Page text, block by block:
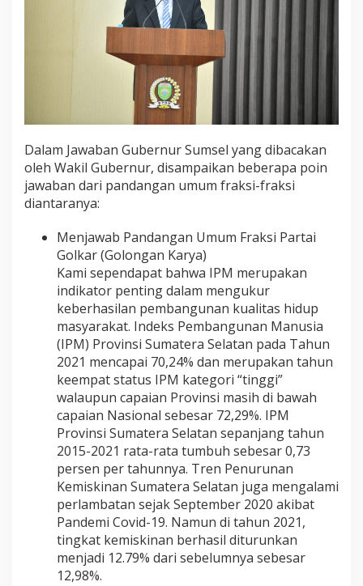
Dalam Jawaban Gubernur Sumsel yang dibacakan
oleh Wakil Gubernur, disampaikan beberapa poin
jawaban dari pandangan umum fraksi-fraksi
diantaranya:
Menjawab Pandangan Umum Fraksi Partai
Golkar (Golongan Karya)
Kami sependapat bahwa IPM merupakan
indikator penting dalam mengukur
keberhasilan pembangunan kualitas hidup
masyarakat. Indeks Pembangunan Manusia
(IPM) Provinsi Sumatera Selatan pada Tahun
2021 mencapai 70,24% dan merupakan tahun
keempat status IPM kategori “tinggi”
walaupun capaian Provinsi masih di bawah
capaian Nasional sebesar 72,29%. IPM
Provinsi Sumatera Selatan sepanjang tahun
2015-2021 rata-rata tumbuh sebesar 0,73
persen per tahunnya. Tren Penurunan
Kemiskinan Sumatera Selatan juga mengalami
perlambatan sejak September 2020 akibat
Pandemi Covid-19. Namun di tahun 2021,
tingkat kemiskinan berhasil diturunkan
menjadi 12.79% dari sebelumnya sebesar
12,98%.